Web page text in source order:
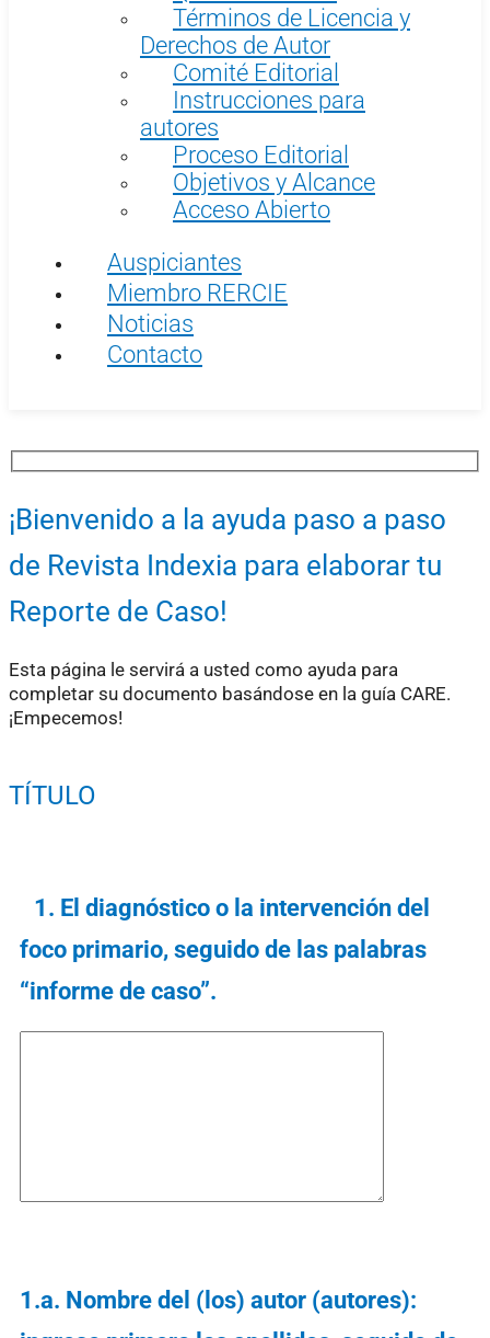
Términos de Licencia y
Derechos de Autor
Comité Editorial
Instrucciones para
autores
Proceso Editorial
Objetivos y Alcance
Acceso Abierto
Auspiciantes
Miembro RERCIE
Noticias
Contacto
¡Bienvenido a la ayuda paso a paso
de Revista Indexia para elaborar tu
Reporte de Caso!
Esta página le servirá a usted como ayuda para
completar su documento basándose en la guía CARE.
¡Empecemos!
TÍTULO
1.⁠ ⁠El diagnóstico o la intervención del
foco primario, seguido de las palabras
“informe de caso”.
1.a. Nombre del (los) autor (autores):